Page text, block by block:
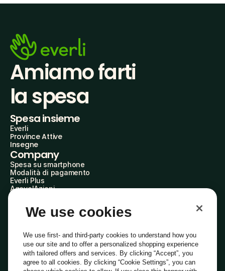
Amiamo farti
la spesa
Spesa insieme
Everli
Province Attive
Insegne
Company
Spesa su smartphone
Modalità di pagamento
Everli Plus
AgevolAzioni
Everli Shoppers
Scopri chi siamo
Domande frequenti
Lavora con noi
Diventa Shopper
We use cookies
We use first- and third-party cookies to understand how you
use our site and to offer a personalized shopping experience
with tailored offers and services. By clicking “Accept”, you
agree to all cookies. By clicking “Cookie Settings”, you can